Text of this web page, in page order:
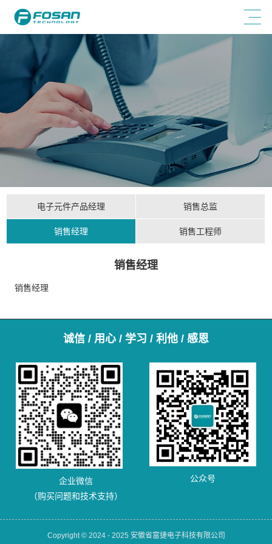
电子元件产品经理 销售总监
销售经理 销售工程师
销售经理
销售经理
诚信 / 用心 / 学习 / 利他 / 感恩
企业微信
（购买问题和技术支持）
公众号
Copyright © 2024 - 2025 安徽省富捷电子科技有限公司